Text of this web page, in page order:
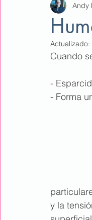
Emulsificacion
Limpieza
Trabajo de
Andy
Actualizado:
Cuando
-
- Forma
y la